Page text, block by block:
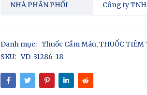
NHÀ PHÂN PHỐI Công ty
Danh mục: Thuốc Cầm Máu,THUỐC TIÊM
SKU: VD-31286-18